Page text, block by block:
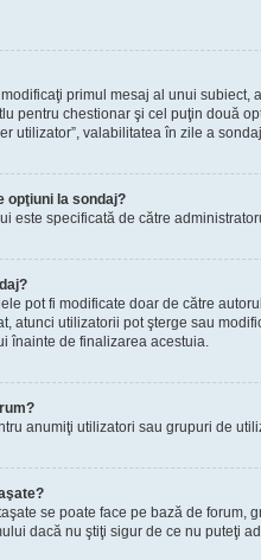
primul mesaj al unui subiect,
pentru chestionar şi cel puţin două
utilizator”, valabilitatea în zile a
opţiuni la sondaj?
este specificată de către
pot fi modificate doar de către
atunci utilizatorii pot şterge sau
înainte de finalizarea acestuia.
anumiţi utilizatori sau grupuri de
se poate face pe bază de forum,
dacă nu ştiţi sigur de ce nu puteţi